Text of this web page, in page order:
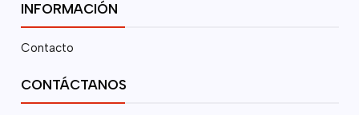
INFORMACIÓN
Contacto
CONTÁCTANOS